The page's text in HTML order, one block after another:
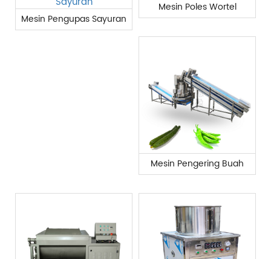
Mesin Pengupas Sayuran
Mesin Poles Wortel
Mesin Pengering Buah